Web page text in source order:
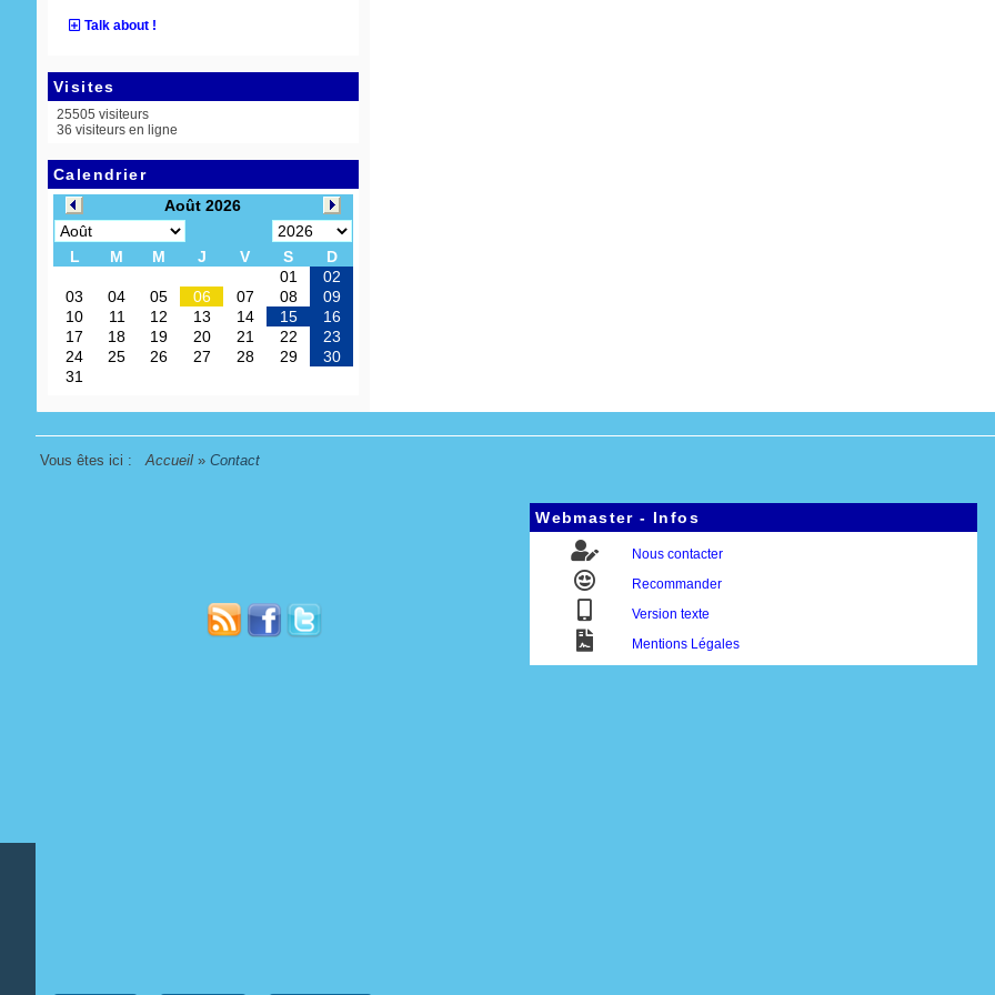
Talk about !
Visites
25505 visiteurs
36 visiteurs en ligne
Calendrier
Vous êtes ici : Accueil » Contact
Webmaster - Infos
Nous contacter
Recommander
Version texte
Mentions Légales